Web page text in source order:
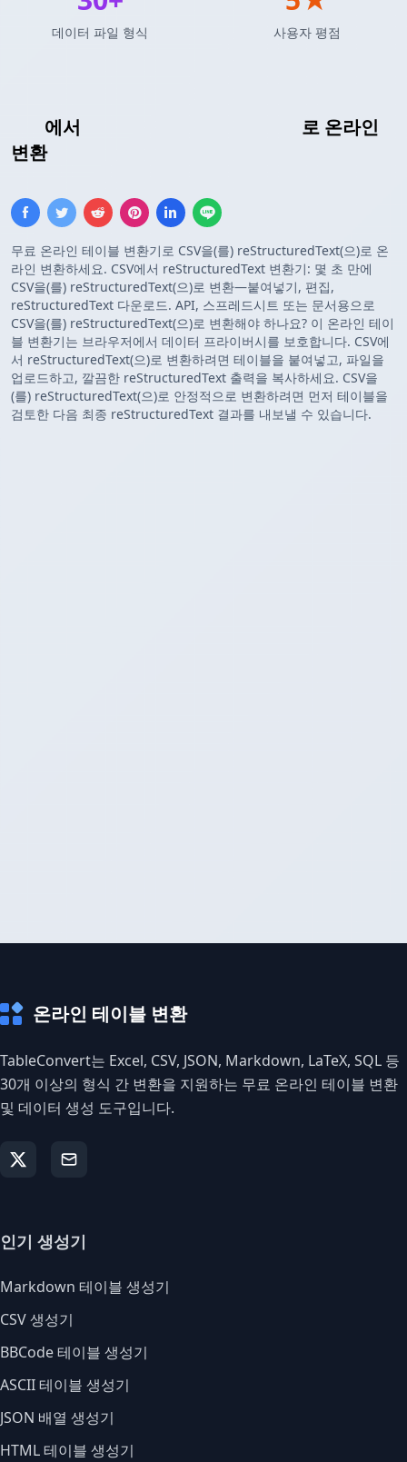
에서
로 온라인
변환
무료 온라인 테이블 변환기로 CSV을(를) reStructuredText(으)로 온
라인 변환하세요. CSV에서 reStructuredText 변환기: 몇 초 만에
CSV을(를) reStructuredText(으)로 변환—붙여넣기, 편집,
reStructuredText 다운로드. API, 스프레드시트 또는 문서용으로
CSV을(를) reStructuredText(으)로 변환해야 하나요? 이 온라인 테이
블 변환기는 브라우저에서 데이터 프라이버시를 보호합니다. CSV에
서 reStructuredText(으)로 변환하려면 테이블을 붙여넣고, 파일을
업로드하고, 깔끔한 reStructuredText 출력을 복사하세요. CSV을
(를) reStructuredText(으)로 안정적으로 변환하려면 먼저 테이블을
검토한 다음 최종 reStructuredText 결과를 내보낼 수 있습니다.
데이터 파일 형식 사용자 평점
온라인 테이블 변환
TableConvert는 Excel, CSV, JSON, Markdown, LaTeX, SQL 등
30개 이상의 형식 간 변환을 지원하는 무료 온라인 테이블 변환
및 데이터 생성 도구입니다.
인기 생성기
Markdown 테이블 생성기
CSV 생성기
BBCode 테이블 생성기
ASCII 테이블 생성기
JSON 배열 생성기
HTML 테이블 생성기